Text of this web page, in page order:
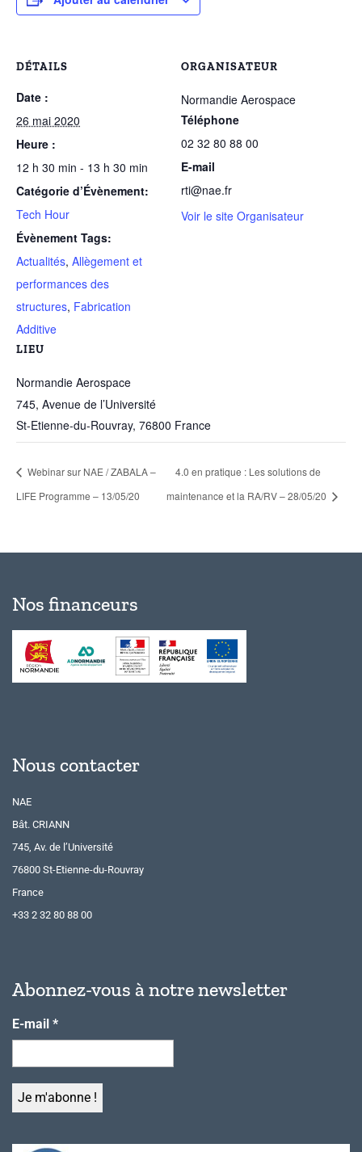
DÉTAILS
Date :
26 mai 2020
Heure :
12 h 30 min - 13 h 30 min
Catégorie d’Évènement:
Tech Hour
Évènement Tags:
Actualités, Allègement et
performances des
structures, Fabrication
Additive
LIEU
Normandie Aerospace
745, Avenue de l’Université
St-Etienne-du-Rouvray, 76800 France
ORGANISATEUR
Normandie Aerospace
Téléphone
02 32 80 88 00
E-mail
rti@nae.fr
Voir le site Organisateur
Webinar sur NAE / ZABALA –
LIFE Programme – 13/05/20
4.0 en pratique : Les solutions de
maintenance et la RA/RV – 28/05/20
Nos financeurs
Nous contacter
NAE
Bât. CRIANN
745, Av. de l’Université
76800 St-Etienne-du-Rouvray
France
+33 2 32 80 88 00
Abonnez-vous à notre newsletter
E-mail *